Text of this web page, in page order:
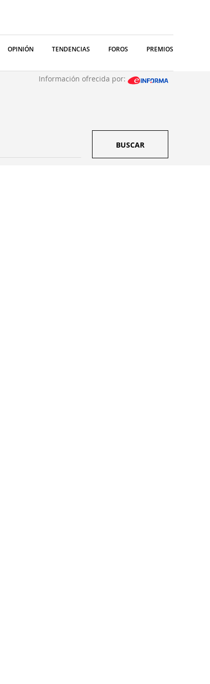
OPINIÓN TENDENCIAS FOROS PREMIOS
Información ofrecida por:
BUSCAR